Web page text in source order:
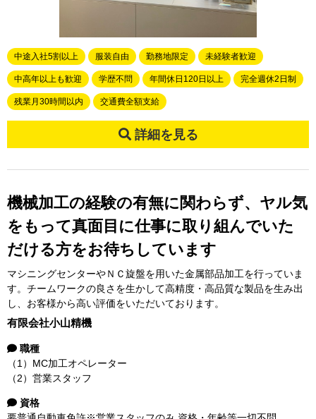
中途入社5割以上 服装自由 勤務地限定 未経験者歓迎
中高年以上も歓迎 学歴不問 年間休日120日以上 完全週休2日制
残業月30時間以内 交通費全額支給
詳細を見る
機械加工の経験の有無に関わらず、ヤル気
をもって真面目に仕事に取り組んでいた
だける方をお待ちしています
マシニングセンターやＮＣ旋盤を用いた金属部品加工を行っていま
す。チームワークの良さを生かして高精度・高品質な製品を生み出
し、お客様から高い評価をいただいております。
有限会社小山精機
職種
（1）MC加工オペレーター
（2）営業スタッフ
資格